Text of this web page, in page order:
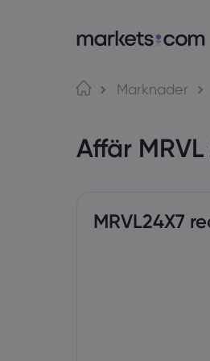
Marknader
Affär
MRVL24X7